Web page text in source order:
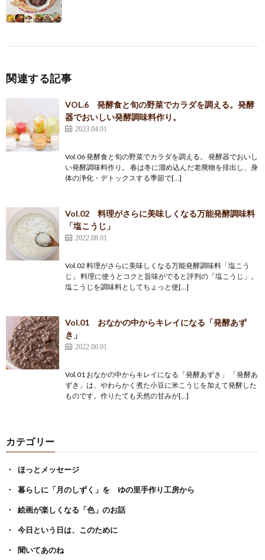
関連する記事
VOL.6 発酵食と旬の野菜でカラダを調える。発酵
器でおいしい発酵調味料作り。
2023.04.01
Vol.06 発酵食と旬の野菜でカラダを調える。 発酵器でおいし
い発酵調味料作り。 春は冬に溜め込んだ老廃物を排出し、身
体の浄化・デトックスする季節で[…]
Vol.02 料理がさらに美味しくなる万能発酵調味料
「塩こうじ」
2022.08.01
Vol.02 料理がさらに美味しくなる万能発酵調味料「塩こう
じ」 料理に使うとコクと旨味がでると評判の「塩こうじ」。
塩こうじを調味料としてちょっと使[…]
Vol.01 おなかの中からキレイになる「発酵あず
き」
2022.06.01
Vol.01 おなかの中からキレイになる「発酵あずき」 「発酵あ
ずき」は、やわらかく煮た小豆に米こうじを加えて発酵した
ものです。作りたても天然の甘みが[…]
カテゴリー
ほっとメッセージ
暮らしに「月のしずく」を ゆの里手作り工房から
絵画が楽しくなる「色」のお話
今日という日は、このために
聞いてあのね